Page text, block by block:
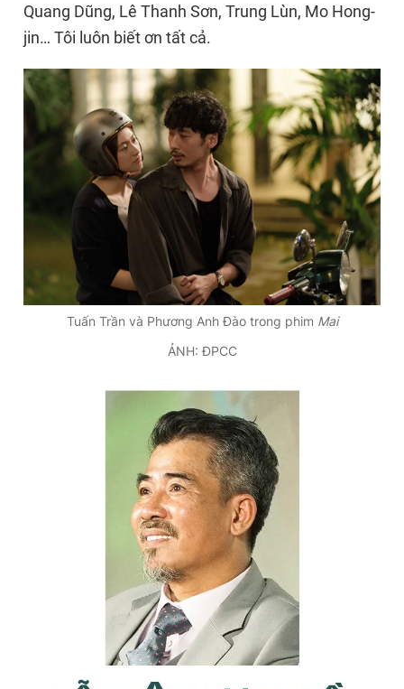
Quang Dũng, Lê Thanh Sơn, Trung Lùn, Mo Hong-
jin… Tôi luôn biết ơn tất cả.
Tuấn Trần và Phương Anh Đào trong phim Mai
ẢNH: ĐPCC